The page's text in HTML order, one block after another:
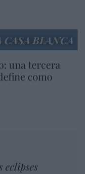
CASA BLANCA
una tercera
como
eclipses